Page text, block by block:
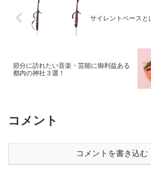
サイレントベースと
節分に訪れたい音楽・芸能に御利益ある
都内の神社３選！
コメント
コメントを書き込む